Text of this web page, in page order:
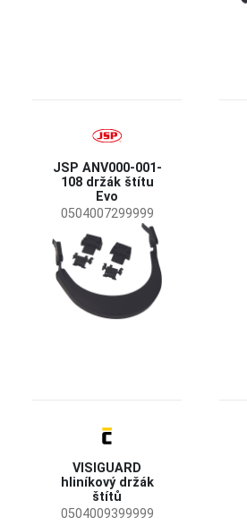
22,5 g
Vlastnosti
Vyrobeno v EU
Bez kovu
JSP ANV000-001-
108 držák štítu
Evo
0504007299999
VISIGUARD
hliníkový držák
štítů
0504009399999